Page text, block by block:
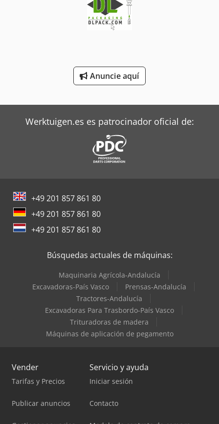
Terberg Tractor
Trane Aires Acondicionados
Zeppelin Silos
Anuncie aquí
Werktuigen.es es patrocinador oficial de:
+49 201 857 861 80
+49 201 857 861 80
+49 201 857 861 80
Búsquedas actuales de máquinas:
Maquinaria Agrícola-Andalucía
Excavadoras-País Vasco
Prensas-Andalucía
Tractores-Andalucía
Excavadoras Para Trasbordo-País Vasco
Trituradoras de madera
Máquinas de aplicación de pegamento
Vender
Tarifas y Precios
Publicar anuncios
Servicio y ayuda
Iniciar sesión
Contacto